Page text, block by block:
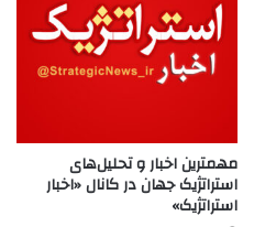
مهمترین اخبار و تحلیل‌های
استراتژیک جهان در کانال «اخبار
استراتژیک»